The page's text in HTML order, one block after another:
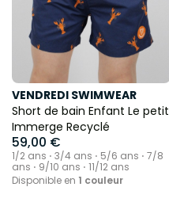
VENDREDI SWIMWEAR
Short de bain Enfant Le petit
Immerge Recyclé
59,00 €
1/2 ans ⋅ 3/4 ans ⋅ 5/6 ans ⋅ 7/8
ans ⋅ 9/10 ans ⋅ 11/12 ans
Disponible en 1 couleur